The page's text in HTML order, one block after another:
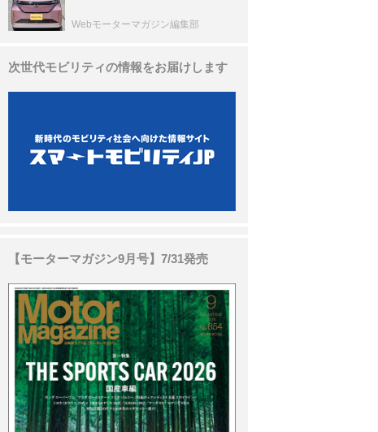
クラ」
Webモーターマガジン編集部
次世代モビリティの情報をお届けします
【モーターマガジン9月号】7/31発売